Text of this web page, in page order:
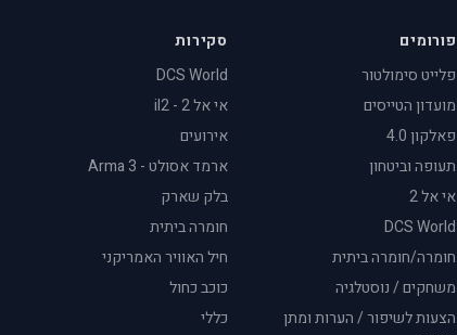
פורומים
פלייט סימולטור
מועדון הטייסים
פאלקון 4.0
תעופה וביטחון
אי אל 2
DCS World
חומרה/חומרה ביתית
משחקים / נוסטלגיה
הצעות לשיפור / הערות ומתן
סקירות
DCS World
אי אל 2 - il2
אירועים
ארמד אסולט - Arma 3
בלק שארק
חומרה ביתית
חיל האוויר האמריקני
כוכב כחול
כללי